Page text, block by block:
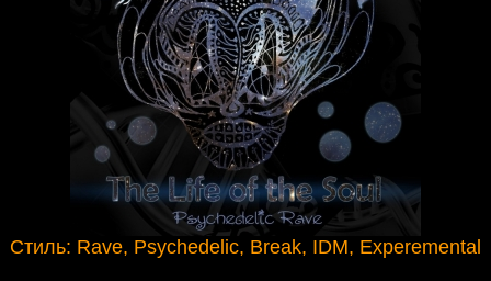
Стиль: Rave, Psychedelic, Break, IDM, Experemental